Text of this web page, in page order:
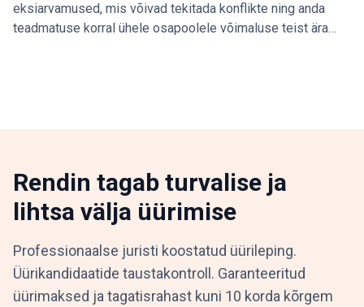
eksiarvamused, mis võivad tekitada konflikte ning anda
teadmatuse korral ühele osapoolele võimaluse teist ära
Rendin tagab turvalise ja
lihtsa välja üürimise
Professionaalse juristi koostatud üürileping.
Üürikandidaatide taustakontroll. Garanteeritud
üürimaksed ja tagatisrahast kuni 10 korda kõrgem